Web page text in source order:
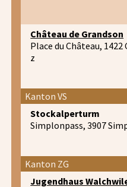
Château de Grandson
Place du Château, 1422
z
Kanton VS
Stockalperturm
Simplonpass, 3907
Kanton ZG
Jugendhaus